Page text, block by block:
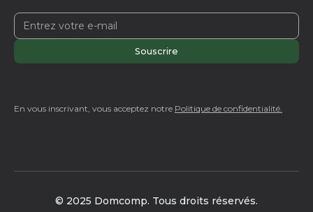
En vous inscrivant, vous acceptez notre Politique de confidentialité.
© 2025 Domcomp. Tous droits réservés.